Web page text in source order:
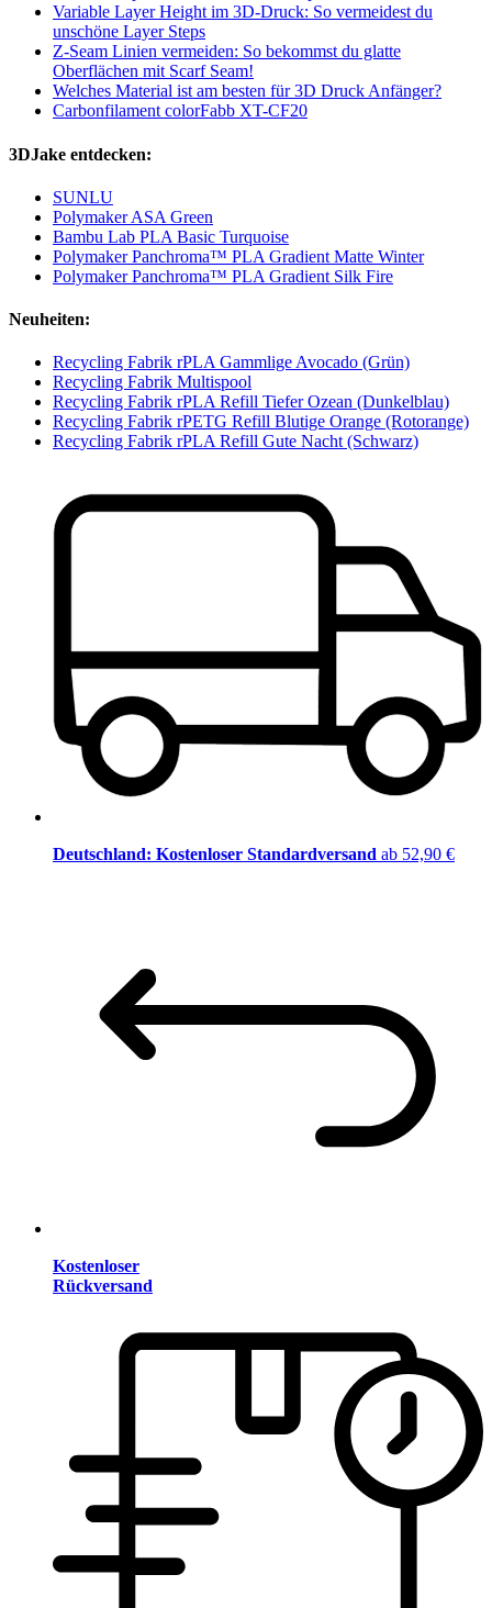
Variable Layer Height im 3D-Druck: So vermeidest du
unschöne Layer Steps
Z-Seam Linien vermeiden: So bekommst du glatte
Oberflächen mit Scarf Seam!
Welches Material ist am besten für 3D Druck Anfänger?
Carbonfilament colorFabb XT-CF20
3DJake entdecken:
SUNLU
Polymaker ASA Green
Bambu Lab PLA Basic Turquoise
Polymaker Panchroma™ PLA Gradient Matte Winter
Polymaker Panchroma™ PLA Gradient Silk Fire
Neuheiten:
Recycling Fabrik rPLA Gammlige Avocado (Grün)
Recycling Fabrik Multispool
Recycling Fabrik rPLA Refill Tiefer Ozean (Dunkelblau)
Recycling Fabrik rPETG Refill Blutige Orange (Rotorange)
Recycling Fabrik rPLA Refill Gute Nacht (Schwarz)
Deutschland: Kostenloser Standardversand ab 52,90 €
Kostenloser
Rückversand